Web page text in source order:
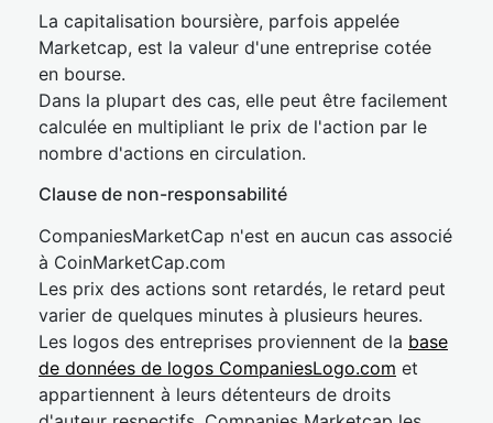
La capitalisation boursière, parfois appelée
Marketcap, est la valeur d'une entreprise cotée
en bourse.
Dans la plupart des cas, elle peut être facilement
calculée en multipliant le prix de l'action par le
nombre d'actions en circulation.
Clause de non-responsabilité
CompaniesMarketCap n'est en aucun cas associé
à CoinMarketCap.com
Les prix des actions sont retardés, le retard peut
varier de quelques minutes à plusieurs heures.
Les logos des entreprises proviennent de la base
de données de logos CompaniesLogo.com et
appartiennent à leurs détenteurs de droits